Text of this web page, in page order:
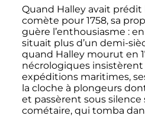
Quand Halley avait prédit
comète pour 1758, sa
guère l’enthousiasme :
situait plus d’un demi-
quand Halley mourut en
nécrologiques
expéditions maritimes,
la cloche à plongeurs
et passèrent sous silence
cométaire, qui tomba